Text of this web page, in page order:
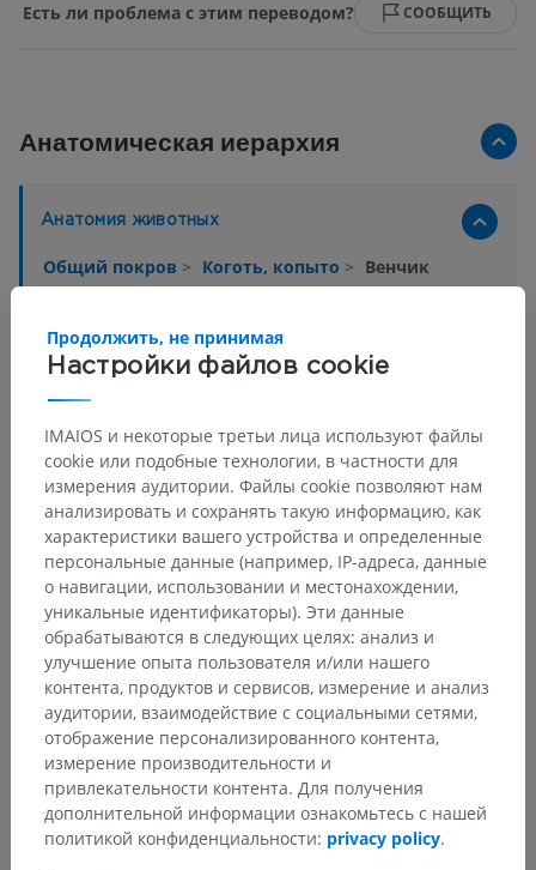
Есть ли проблема с этим переводом? СООБЩИТЬ
Анатомическая иерархия
Анатомия животных
Общий покров > Коготь, копыто > Венчик
Венчик
Эпидермис венчика
Основа кожи венчика
Подкожный слой венчика
Сравнительная анатомия человека
Переводы
Заметили ошибку?
Не стесняйтесь предложить поправку, свою версию
перевода или решение по улучшению контента.
Настройки файлов cookie
Продолжить, не принимая
IMAIOS и некоторые третьи лица используют файлы
cookie или подобные технологии, в частности для
измерения аудитории. Файлы cookie позволяют нам
анализировать и сохранять такую информацию, как
характеристики вашего устройства и определенные
персональные данные (например, IP-адреса, данные
о навигации, использовании и местонахождении,
уникальные идентификаторы). Эти данные
обрабатываются в следующих целях: анализ и
улучшение опыта пользователя и/или нашего
контента, продуктов и сервисов, измерение и анализ
аудитории, взаимодействие с социальными сетями,
отображение персонализированного контента,
измерение производительности и
привлекательности контента. Для получения
дополнительной информации ознакомьтесь с нашей
политикой конфиденциальности: privacy policy.